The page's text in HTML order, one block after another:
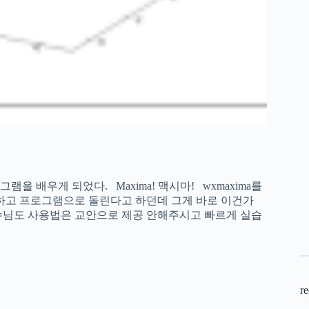
램을 배우게 되었다. Maxima! 맥시마! wxmaxima를
프로그램으로 돌린다고 하던데 그게 바로 이건가
도 사용법은 교안으로 제공 안해주시고 빠르게 실습